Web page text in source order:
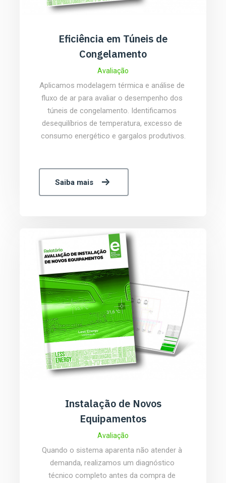
Eficiência em Túneis de
Congelamento
Avaliação
Aplicamos modelagem térmica e análise de
fluxo de ar para avaliar o desempenho dos
túneis de congelamento. Identificamos
desequilíbrios de temperatura, excesso de
consumo energético e gargalos produtivos.
Saiba mais
Instalação de Novos
Equipamentos
Avaliação
Quando o sistema aparenta não atender à
demanda, realizamos um diagnóstico
técnico completo antes da compra de